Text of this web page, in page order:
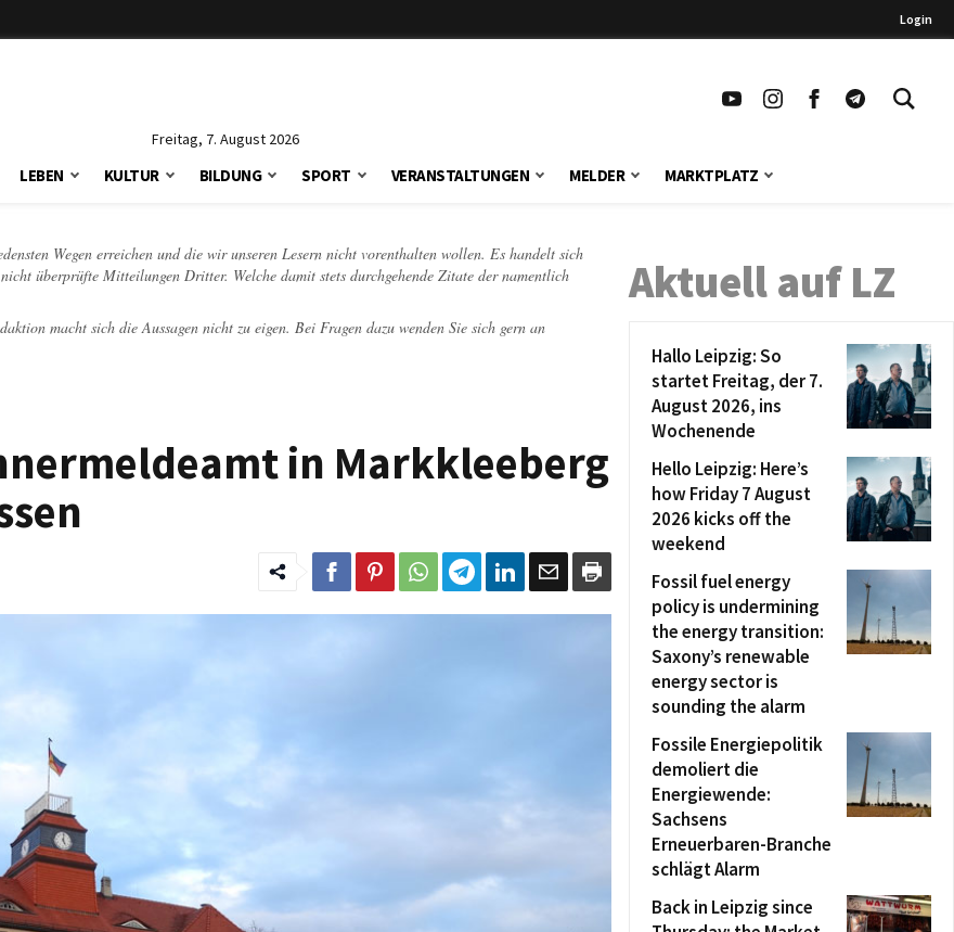
Login
Freitag, 7. August 2026
LEBEN KULTUR BILDUNG SPORT VERANSTALTUNGEN MELDER MARKTPLATZ
Wegen erreichen und die wir unseren Lesern nicht vorenthalten wollen. Es handelt sich
überprüfte Mitteilungen Dritter. Welche damit stets durchgehende Zitate der namentlich
macht sich die Aussagen nicht zu eigen. Bei Fragen dazu wenden Sie sich gern an
in Markkleeberg
Aktuell auf LZ
Hallo Leipzig: So
startet Freitag, der 7.
August 2026, ins
Wochenende
Hello Leipzig: Here’s
how Friday 7 August
2026 kicks off the
weekend
Fossil fuel energy
policy is undermining
the energy transition:
Saxony’s renewable
energy sector is
sounding the alarm
Fossile Energiepolitik
demoliert die
Energiewende:
Sachsens
Erneuerbaren-Branche
schlägt Alarm
Back in Leipzig since